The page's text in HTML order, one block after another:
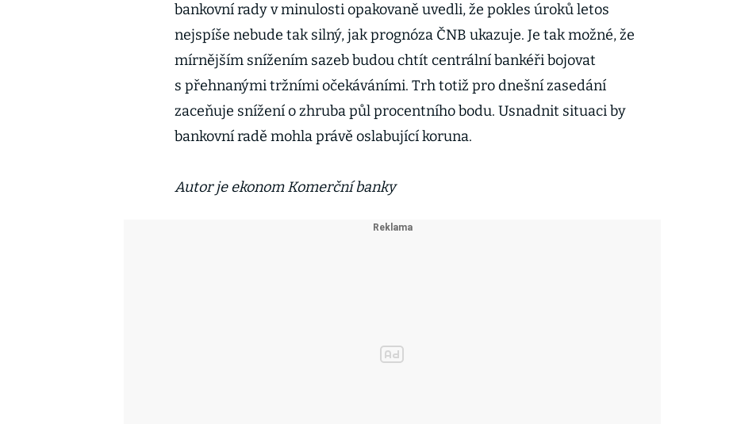
bankovní rady v minulosti opakovaně uvedli, že pokles úroků letos
nejspíše nebude tak silný, jak prognóza ČNB ukazuje. Je tak možné, že
mírnějším snížením sazeb budou chtít centrální bankéři bojovat
s přehnanými tržními očekáváními. Trh totiž pro dnešní zasedání
zaceňuje snížení o zhruba půl procentního bodu. Usnadnit situaci by
bankovní radě mohla právě oslabující koruna.
Autor je ekonom Komerční banky